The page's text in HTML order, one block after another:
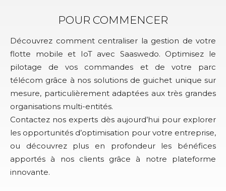
POUR COMMENCER
Découvrez comment centraliser la gestion de votre
flotte mobile et IoT avec Saaswedo. Optimisez le
pilotage de vos commandes et de votre parc
télécom grâce à nos solutions de guichet unique sur
mesure, particulièrement adaptées aux très grandes
organisations multi-entités.
Contactez nos experts dès aujourd’hui pour explorer
les opportunités d’optimisation pour votre entreprise,
ou découvrez plus en profondeur les bénéfices
apportés à nos clients grâce à notre plateforme
innovante.